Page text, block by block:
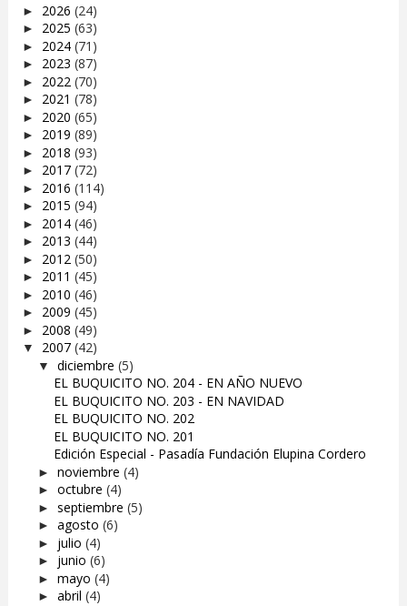
► 2026 (24)
► 2025 (63)
► 2024 (71)
► 2023 (87)
► 2022 (70)
► 2021 (78)
► 2020 (65)
► 2019 (89)
► 2018 (93)
► 2017 (72)
► 2016 (114)
► 2015 (94)
► 2014 (46)
► 2013 (44)
► 2012 (50)
► 2011 (45)
► 2010 (46)
► 2009 (45)
► 2008 (49)
▼ 2007 (42)
▼ diciembre (5)
EL BUQUICITO NO. 204 - EN AÑO NUEVO
EL BUQUICITO NO. 203 - EN NAVIDAD
EL BUQUICITO NO. 202
EL BUQUICITO NO. 201
Edición Especial - Pasadía Fundación Elupina Cordero
► noviembre (4)
► octubre (4)
► septiembre (5)
► agosto (6)
► julio (4)
► junio (6)
► mayo (4)
► abril (4)